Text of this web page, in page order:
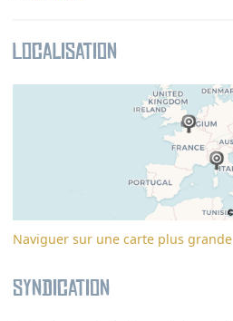
Localisation
Naviguer sur une carte plus grande
Syndication